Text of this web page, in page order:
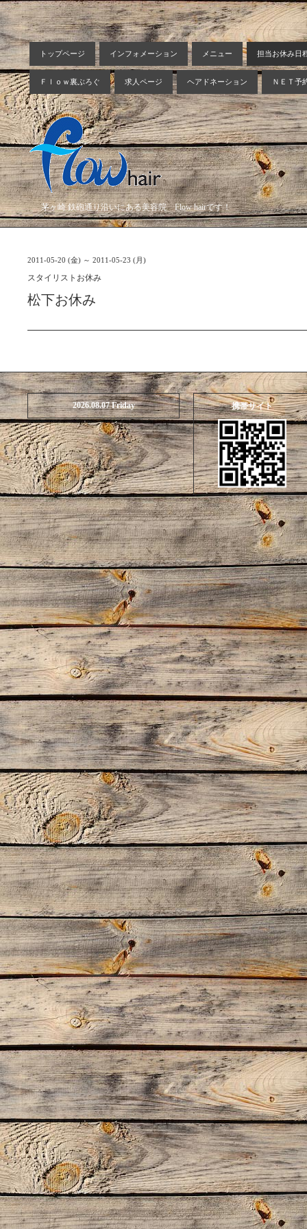
トップページ インフォメーション メニュー 担当お休み日
Ｆｌｏｗ裏ぶろぐ 求人ページ ヘアドネーション ＮＥＴ予
茅ヶ崎 鉄砲通り沿いにある美容院 Flow hairです！
2011-05-20 (金) ～ 2011-05-23 (月)
スタイリストお休み
松下お休み
2026.08.07 Friday 携帯サイト